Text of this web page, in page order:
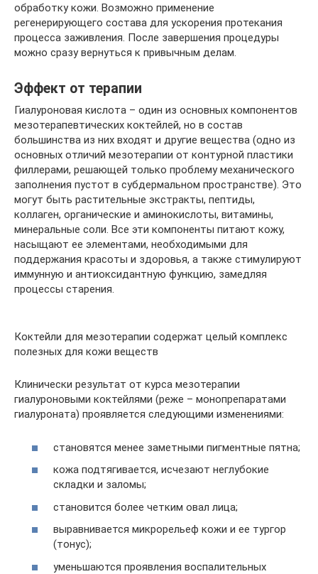
обработку кожи. Возможно применение
регенерирующего состава для ускорения протекания
процесса заживления. После завершения процедуры
можно сразу вернуться к привычным делам.
Эффект от терапии
Гиалуроновая кислота – один из основных компонентов
мезотерапевтических коктейлей, но в состав
большинства из них входят и другие вещества (одно из
основных отличий мезотерапии от контурной пластики
филлерами, решающей только проблему механического
заполнения пустот в субдермальном пространстве). Это
могут быть растительные экстракты, пептиды,
коллаген, органические и аминокислоты, витамины,
минеральные соли. Все эти компоненты питают кожу,
насыщают ее элементами, необходимыми для
поддержания красоты и здоровья, а также стимулируют
иммунную и антиоксидантную функцию, замедляя
процессы старения.
Коктейли для мезотерапии содержат целый комплекс
полезных для кожи веществ
Клинически результат от курса мезотерапии
гиалуроновыми коктейлями (реже – монопрепаратами
гиалуроната) проявляется следующими изменениями:
становятся менее заметными пигментные пятна;
кожа подтягивается, исчезают неглубокие
складки и заломы;
становится более четким овал лица;
выравнивается микрорельеф кожи и ее тургор
(тонус);
уменьшаются проявления воспалительных